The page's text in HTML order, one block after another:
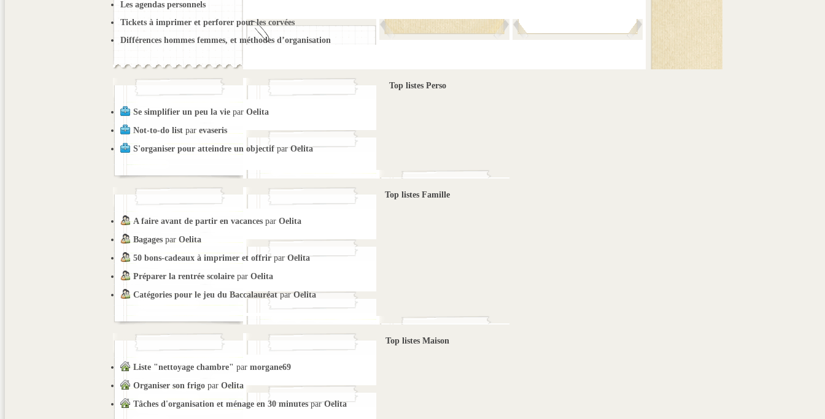
Les agendas personnels
Tickets à imprimer et perforer pour les corvées
Différences hommes femmes, et méthodes d’organisation
Top listes Perso
Se simplifier un peu la viepar Oelita
Not-to-do listpar evaseris
S'organiser pour atteindre un objectifpar Oelita
Top listes Famille
A faire avant de partir en vacancespar Oelita
Bagages par Oelita
50 bons-cadeaux à imprimer et offrirpar Oelita
Préparer la rentrée scolairepar Oelita
Catégories pour le jeu du BaccalauréatparOelita
Top listes Maison
Liste "nettoyage chambre" par morgane69
Organiser son frigopar Oelita
Tâches d'organisation et ménage en 30 minutesparOelita